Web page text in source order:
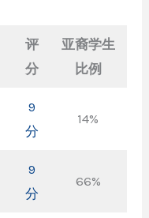
评
分
亚裔学生
比例
9
分
14%
9
分
66%